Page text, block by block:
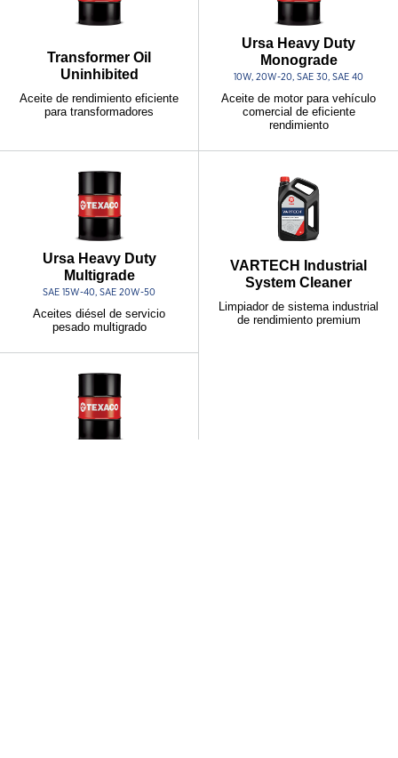
Transformer Oil
Uninhibited
Aceite de rendimiento eficiente
para transformadores
Ursa Heavy Duty
Monograde
10W, 20W-20, SAE 30, SAE 40
Aceite de motor para vehículo
comercial de eficiente
rendimiento
Ursa Heavy Duty
Multigrade
SAE 15W-40, SAE 20W-50
Aceites diésel de servicio
pesado multigrado
VARTECH Industrial
System Cleaner
Limpiador de sistema industrial
de rendimiento premium
Conectemos